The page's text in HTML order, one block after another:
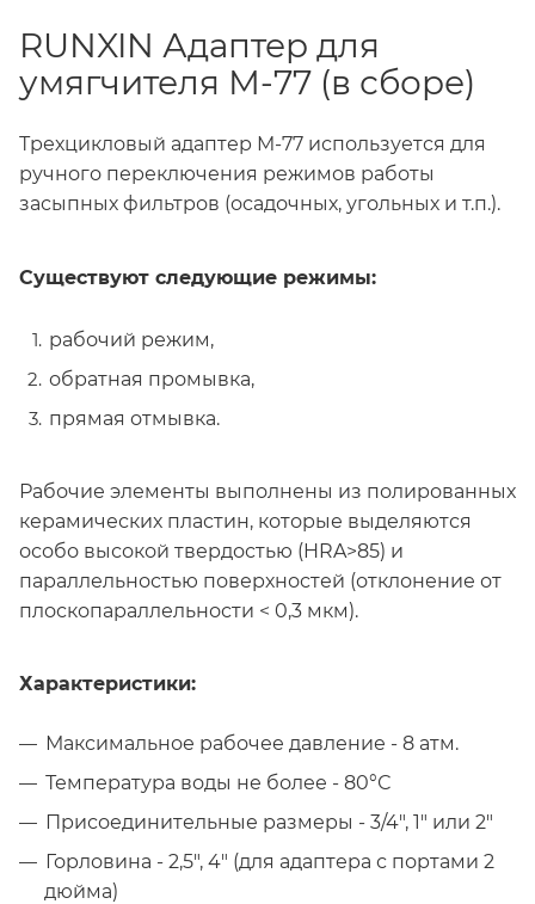
RUNXIN Адаптер для
умягчителя М-77 (в сборе)
Трехцикловый адаптер M-77 используется для
ручного переключения режимов работы
засыпных фильтров (осадочных, угольных и т.п.).
Существуют следующие режимы:
рабочий режим,
обратная промывка,
прямая отмывка.
Рабочие элементы выполнены из полированных
керамических пластин, которые выделяются
особо высокой твердостью (HRA>85) и
параллельностью поверхностей (отклонение от
плоскопараллельности < 0,3 мкм).
Характеристики:
Максимальное рабочее давление - 8 атм.
Температура воды не более - 80°С
Присоединительные размеры - 3/4", 1" или 2"
Горловина - 2,5", 4" (для адаптера с портами 2
дюйма)